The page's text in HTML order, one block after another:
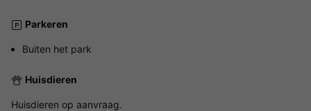
Parkeren
Buiten het park
Huisdieren
Huisdieren op aanvraag.